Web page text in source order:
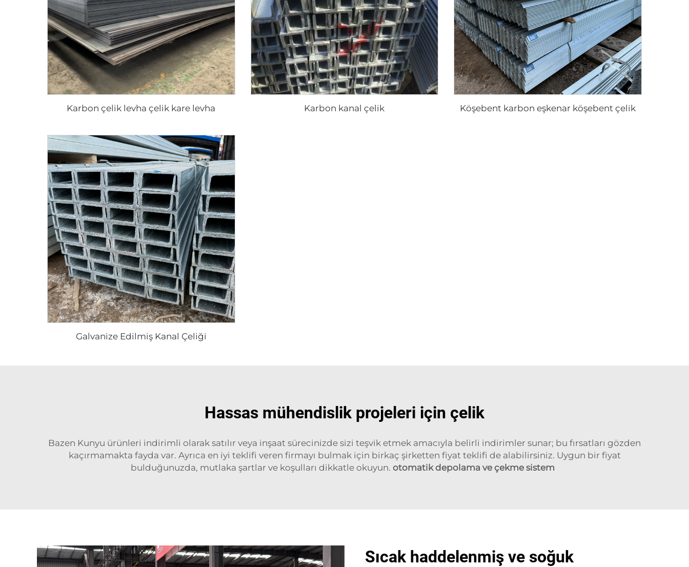
Karbon çelik levha çelik kare levha Karbon kanal çelik Köşebent karbon eşkenar köşebent çelik
Galvanize Edilmiş Kanal Çeliği
Hassas mühendislik projeleri için çelik
Bazen Kunyu ürünleri indirimli olarak satılır veya inşaat sürecinizde sizi teşvik etmek amacıyla belirli indirimler sunar; bu fırsatları gözden
kaçırmamakta fayda var. Ayrıca en iyi teklifi veren firmayı bulmak için birkaç şirketten fiyat teklifi de alabilirsiniz. Uygun bir fiyat
bulduğunuzda, mutlaka şartlar ve koşulları dikkatle okuyun. otomatik depolama ve çekme sistem
Sıcak haddelenmiş ve soğuk